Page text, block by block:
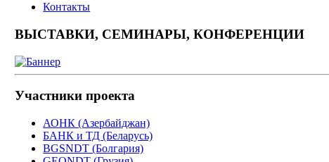
Контакты
ВЫСТАВКИ, СЕМИНАРЫ, КОНФЕРЕНЦИИ
Участники проекта
АОНК (Азербайджан)
БАНК и ТД (Беларусь)
BGSNDT (Болгария)